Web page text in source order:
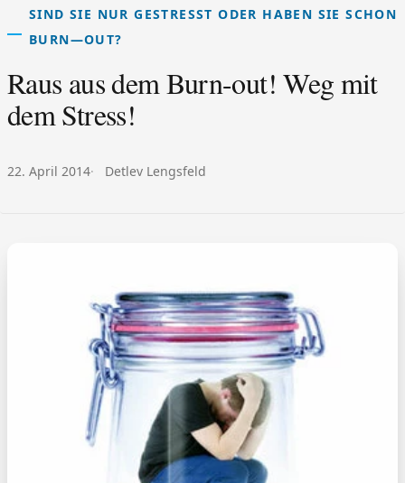
SIND SIE NUR GESTRESST ODER HABEN SIE SCHON
BURN—OUT?
Raus aus dem Burn-out! Weg mit
dem Stress!
Veröffentlicht am:
22. April 2014 Autor:
Detlev Lengsfeld